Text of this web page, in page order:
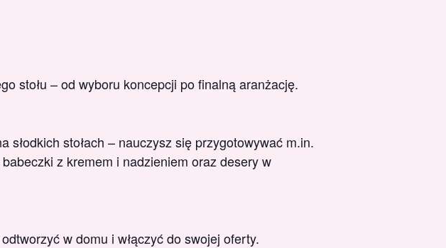
stołu – od wyboru koncepcji po finalną aranżację.
słodkich stołach – nauczysz się przygotowywać m.in.
z kremem i nadzieniem oraz desery w
w domu i włączyć do swojej oferty.